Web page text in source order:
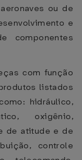
ou de
e
componentes
com função
listados
hidráulico,
oxigênio,
de atitude e de
controle